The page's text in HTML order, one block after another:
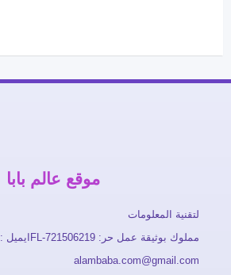
موقع عالم بابا
لتقنية المعلومات
مملوك بوثيقة عمل حر: FL-721506219ايميل :
alambaba.com@gmail.com